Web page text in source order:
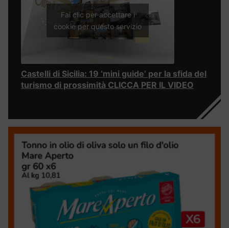
Fai clic per accettare i
cookie per questo servizio
Castelli di Sicilia: 19 ‘mini guide’ per la sfida del
turismo di prossimità CLICCA PER IL VIDEO